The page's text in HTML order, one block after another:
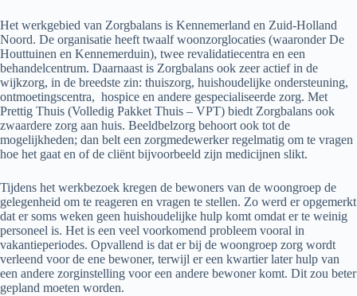
Het werkgebied van Zorgbalans is Kennemerland en Zuid-Holland
Noord. De organisatie heeft twaalf woonzorglocaties (waaronder De
Houttuinen en Kennemerduin), twee revalidatiecentra en een
behandelcentrum. Daarnaast is Zorgbalans ook zeer actief in de
wijkzorg, in de breedste zin: thuiszorg, huishoudelijke ondersteuning,
ontmoetingscentra, hospice en andere gespecialiseerde zorg. Met
Prettig Thuis (Volledig Pakket Thuis – VPT) biedt Zorgbalans ook
zwaardere zorg aan huis. Beeldbelzorg behoort ook tot de
mogelijkheden; dan belt een zorgmedewerker regelmatig om te vragen
hoe het gaat en of de cliënt bijvoorbeeld zijn medicijnen slikt.
Tijdens het werkbezoek kregen de bewoners van de woongroep de
gelegenheid om te reageren en vragen te stellen. Zo werd er opgemerkt
dat er soms weken geen huishoudelijke hulp komt omdat er te weinig
personeel is. Het is een veel voorkomend probleem vooral in
vakantieperiodes. Opvallend is dat er bij de woongroep zorg wordt
verleend voor de ene bewoner, terwijl er een kwartier later hulp van
een andere zorginstelling voor een andere bewoner komt. Dit zou beter
gepland moeten worden.